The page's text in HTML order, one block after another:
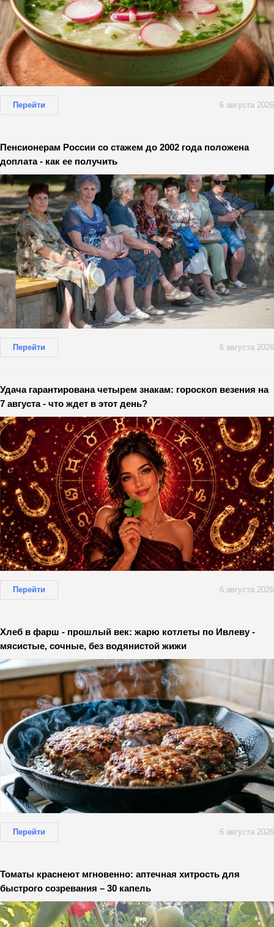
Перейти 6 августа 2026
Пенсионерам России со стажем до 2002 года положена
доплата - как ее получить
Перейти 6 августа 2026
Удача гарантирована четырем знакам: гороскоп везения на
7 августа - что ждет в этот день?
Перейти 6 августа 2026
Хлеб в фарш - прошлый век: жарю котлеты по Ивлеву -
мясистые, сочные, без водянистой жижи
Перейти 6 августа 2026
Томаты краснеют мгновенно: аптечная хитрость для
быстрого созревания – 30 капель